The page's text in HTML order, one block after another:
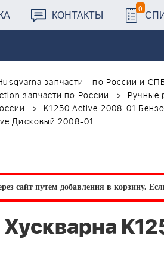
КОНТАКТЫ 0
запчасти - по России и
запчасти по России
Ручные
K1250 Active 2008-01
Дисковый 2008-01
сайт путем добавления в корзину.